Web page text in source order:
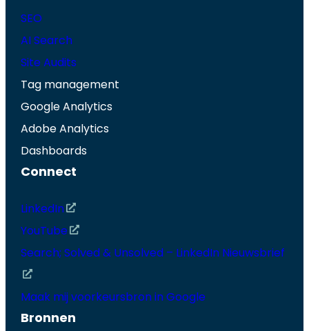
SEO
AI Search
Site Audits
Tag management
Google Analytics
Adobe Analytics
Dashboards
Connect
LinkedIn
YouTube
Search; Solved & Unsolved – LinkedIn Nieuwsbrief
Maak mij voorkeursbron in Google
Bronnen